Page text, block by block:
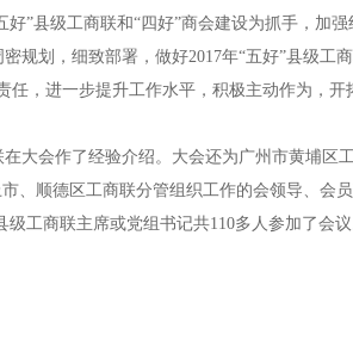
”县级工商联和“四好”商会建设为抓手，加
规划，细致部署，做好2017年“五好”县级工
，进一步提升工作水平，积极主动作为，
大会作了经验介绍。大会还为广州市黄埔区
、顺德区工商联分管组织工作的会领导、会
工商联主席或党组书记共110多人参加了会议